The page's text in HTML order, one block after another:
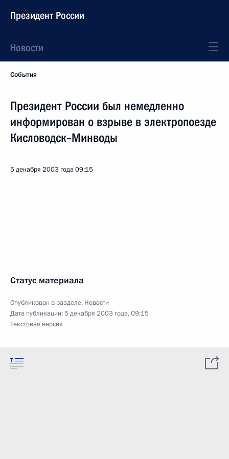
Президент России
Новости
События
Президент России был немедленно
информирован о взрыве в электропоезде
Кисловодск–Минводы
5 декабря 2003 года09:15
Статус материала
Опубликован в разделе: Новости
Дата публикации:5 декабря 2003 года, 09:15
Текстовая версия